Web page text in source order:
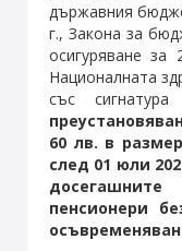
държавния
г., Закона за
осигуряване
Националната
със
60 лв. в
след 01 юли
пенсионери